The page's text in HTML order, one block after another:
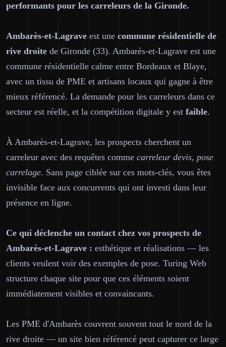
performants pour les carreleurs de la Gironde.
Ambarès-et-Lagrave est une commune résidentielle de
rive droite de Gironde (33). Ambarès-et-Lagrave est une
commune résidentielle calme entre Bordeaux et Blaye,
avec un tissu de PME et artisans locaux qui gagne à être
mieux référencé. La demande pour les carreleurs dans ce
secteur est réelle, et la compétition digitale y est faible.
À Ambarès-et-Lagrave, les prospects cherchent un
carreleur avec des requêtes comme carreleur devis, pose
carrelage. Sans page ciblée sur ces mots-clés, vous êtes
invisible face aux concurrents qui ont investi dans leur
présence en ligne.
Ce qui déclenche un contact chez vos prospects de
Ambarès-et-Lagrave : esthétique et réalisations — les
clients veulent voir des exemples de pose. Turing Web
structure chaque site pour que ces éléments soient
immédiatement visibles et convaincants.
Les PME d'Ambarès couvrent souvent tout le nord de la
rive droite — un site bien référencé peut capturer ce large